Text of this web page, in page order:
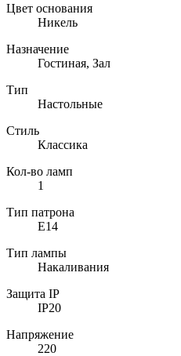
Цвет основания
Никель
Назначение
Гостиная, Зал
Тип
Настольные
Стиль
Классика
Кол-во ламп
1
Тип патрона
E14
Тип лампы
Накаливания
Защита IP
IP20
Напряжение
220